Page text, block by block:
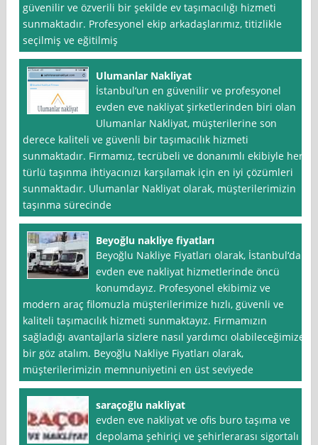
güvenilir ve özverili bir şekilde ev taşımacılığı hizmeti
sunmaktadır. Profesyonel ekip arkadaşlarımız, titizlikle
seçilmiş ve eğitilmiş
Ulumanlar Nakliyat
İstanbul‘un en güvenilir ve profesyonel
evden eve nakliyat şirketlerinden biri olan
Ulumanlar Nakliyat, müşterilerine son
derece kaliteli ve güvenli bir taşımacılık hizmeti
sunmaktadır. Firmamız, tecrübeli ve donanımlı ekibiyle her
türlü taşınma ihtiyacınızı karşılamak için en iyi çözümleri
sunmaktadır. Ulumanlar Nakliyat olarak, müşterilerimizin
taşınma sürecinde
Beyoğlu nakliye fiyatları
Beyoğlu Nakliye Fiyatları olarak, İstanbul‘da
evden eve nakliyat hizmetlerinde öncü
konumdayız. Profesyonel ekibimiz ve
modern araç filomuzla müşterilerimize hızlı, güvenli ve
kaliteli taşımacılık hizmeti sunmaktayız. Firmamızın
sağladığı avantajlarla sizlere nasıl yardımcı olabileceğimize
bir göz atalım. Beyoğlu Nakliye Fiyatları olarak,
müşterilerimizin memnuniyetini en üst seviyede
saraçoğlu nakliyat
evden eve nakliyat ve ofis buro taşıma ve
depolama şehiriçi ve şehirlerarası sigortalı